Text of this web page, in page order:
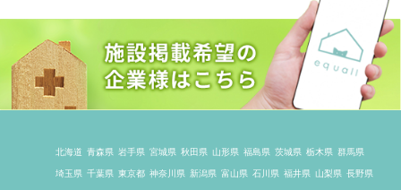
北海道 青森県 岩手県 宮城県 秋田県 山形県 福島県 茨城県 栃木県 群馬県
埼玉県 千葉県 東京都 神奈川県 新潟県 富山県 石川県 福井県 山梨県 長野県